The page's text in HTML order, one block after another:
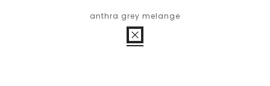
anthra grey melange